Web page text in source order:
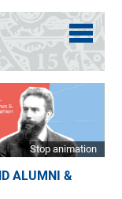
Stop animation
ALUMNI &